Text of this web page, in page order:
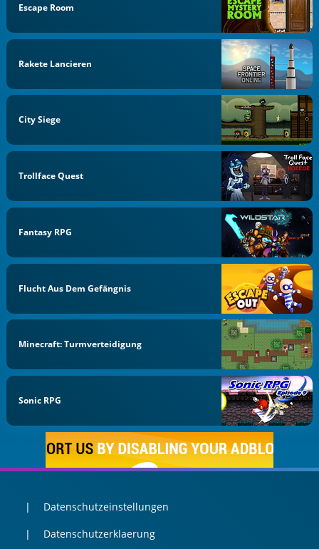
Escape Room
Rakete Lancieren
City Siege
Trollface Quest
Fantasy RPG
Flucht Aus Dem Gefängnis
Minecraft: Turmverteidigung
Sonic RPG
Datenschutzeinstellungen
Datenschutzerklaerung